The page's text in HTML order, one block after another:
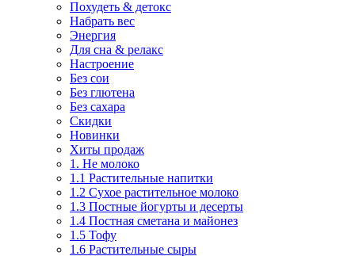
Похудеть & детокс
Набрать вес
Энергия
Для сна & релакс
Настроение
Без сои
Без глютена
Без сахара
Скидки
Новинки
Хиты продаж
1. Не молоко
1.1 Растительные напитки
1.2 Сухое растительное молоко
1.3 Постные йогурты и десерты
1.4 Постная сметана и майонез
1.5 Тофу
1.6 Растительные сыры